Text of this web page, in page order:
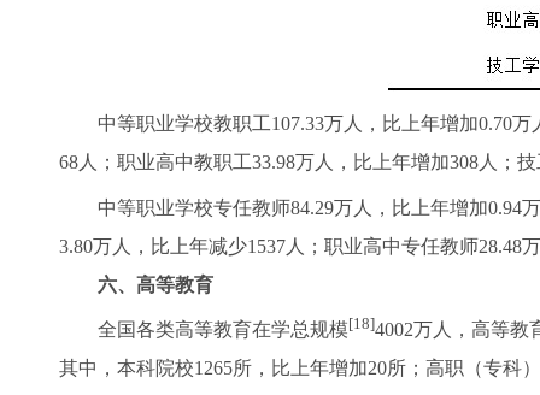
中等职业学校教职工107.33万人，比上年增加0.70万
68人；职业高中教职工33.98万人，比上年增加308人；
中等职业学校专任教师84.29万人，比上年增加0.94
3.80万人，比上年减少1537人；职业高中专任教师28.48
六、高等教育
全国各类高等教育在学总规模[18]4002万人，高等教
其中，本科院校1265所，比上年增加20所；高职（专科